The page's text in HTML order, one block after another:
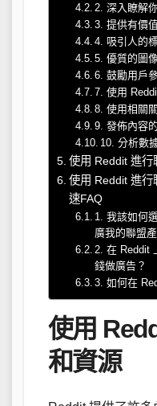
2. 深入瞭解
3. 提供有價
4. 吸引人的
5. 優質的圖
6. 鼓勵用戶
7. 使用
8. 使用相關
9. 發佈內容
10. 分析數
使用 Reddit 進行
使用 Reddit 進行
速FAQ
1. 我該如何
廣我的聯盟
2. 在 Reddit
錢做廣告？
3. 如何在
使用
和資源